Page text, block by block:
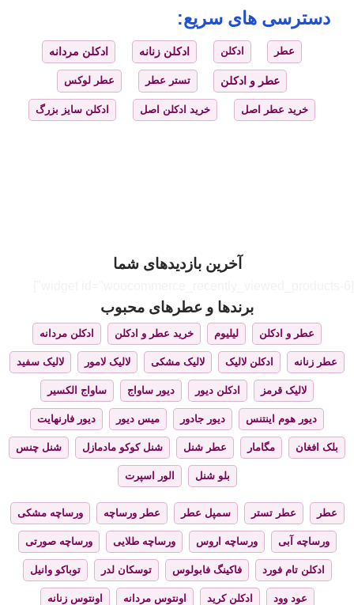
دسترسی های سریع:
عطر ادکلن ادکلن زنانه ادکلن مردانه
عطر و ادکلن تستر عطر عطر لوکس
خرید عطر اصل خرید ادکلن اصل ادکلن سایز بزرگ
آخرین بازدیدهای شما
برندها و عطرهای محبوب
عطر و ادکلن لیلیوم خرید عطر و ادکلن ادکلن مردانه
عطر زنانه ادکلن لالیک لالیک مشکی لالیک لامور لالیک سفید
لالیک قرمز ادکلن دیور دیور ساواج ساواج الکسیر
دیور هوم اینتنس دیور جادور میس دیور دیور فارنهایت
بلک افغان مگامار عطر شنل شنل کوکو مادمازل شنل چنس
بلو شنل الور اسپرت
عطر عطر تستر سمپل عطر عطر ورساچه ورساچه مشکی
ورساچه آبی ورساچه اروس ورساچه طلایی ورساچه صورتی
ادکلن تام فورد فاکینگ فابولوس توسکان لدر توباکو وانیل
عود وود ادکلن کرید اونتوس مردانه اونتوس زنانه